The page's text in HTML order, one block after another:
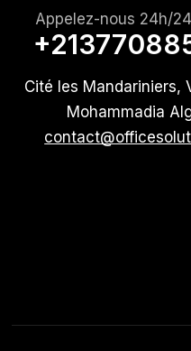
Appelez-nous 24h/
Cité les Mandariniers,
Mohammadia